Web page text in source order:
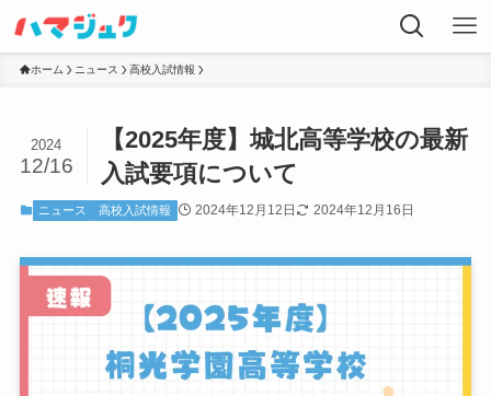
ホーム ニュース 高校入試情報
【2025年度】城北高等学校の最新
入試要項について
2024
12/16
ニュース 高校入試情報 2024年12月12日 2024年12月16日